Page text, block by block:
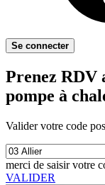
Se connecter
Prenez RDV
pompe à
Valider votre code
merci de saisir votre
VALIDER